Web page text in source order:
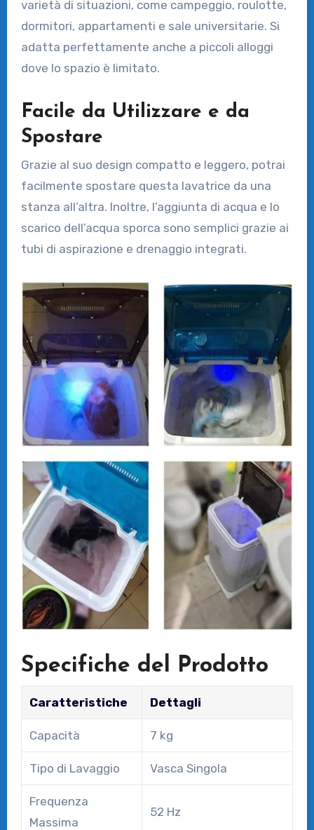
varietà di situazioni, come campeggio, roulotte,
dormitori, appartamenti e sale universitarie. Si
adatta perfettamente anche a piccoli alloggi
dove lo spazio è limitato.
Facile da Utilizzare e da
Spostare
Grazie al suo design compatto e leggero, potrai
facilmente spostare questa lavatrice da una
stanza all’altra. Inoltre, l’aggiunta di acqua e lo
scarico dell’acqua sporca sono semplici grazie ai
tubi di aspirazione e drenaggio integrati.
Specifiche del Prodotto
Caratteristiche Dettagli
Capacità 7 kg
Tipo di Lavaggio Vasca Singola
Frequenza
Massima
52 Hz